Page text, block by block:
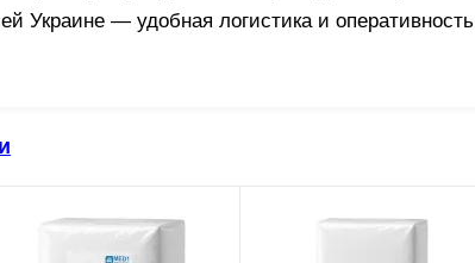
Украине — удобная логистика и оперативность